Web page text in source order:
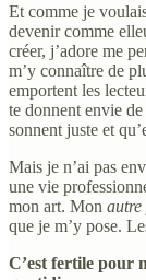
Et comme je
devenir comme
créer, j’adore me
m’y connaître de
emportent les
te donnent envie
sonnent juste et
Mais je n’ai pas
une vie
mon art. Mon autre
que je m’y pose.
C’est fertile pour